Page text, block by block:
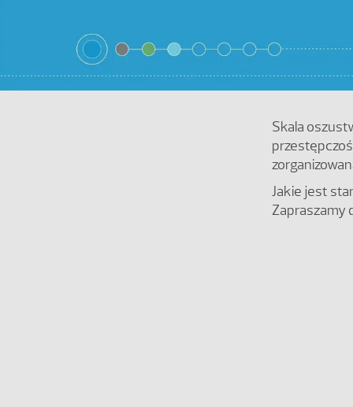
Skala
Jakie jest
Zapraszamy